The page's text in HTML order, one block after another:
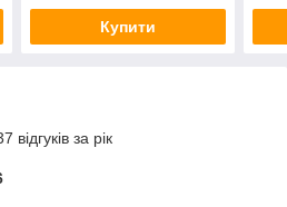
Купити
за рік